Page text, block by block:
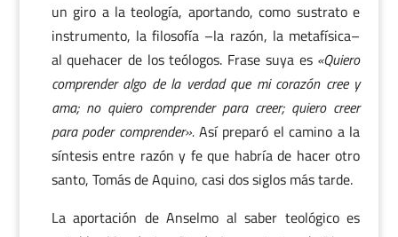
un giro a la teología, aportando, como sustrato e
instrumento, la filosofía –la razón, la metafísica–
al quehacer de los teólogos. Frase suya es «Quiero
comprender algo de la verdad que mi corazón cree y
ama; no quiero comprender para creer; quiero creer
para poder comprender».Así preparó el camino a la
síntesis entre razón y fe que habría de hacer otro
santo, Tomás de Aquino, casi dos siglos más tarde.
La aportación de Anselmo al saber teológico es